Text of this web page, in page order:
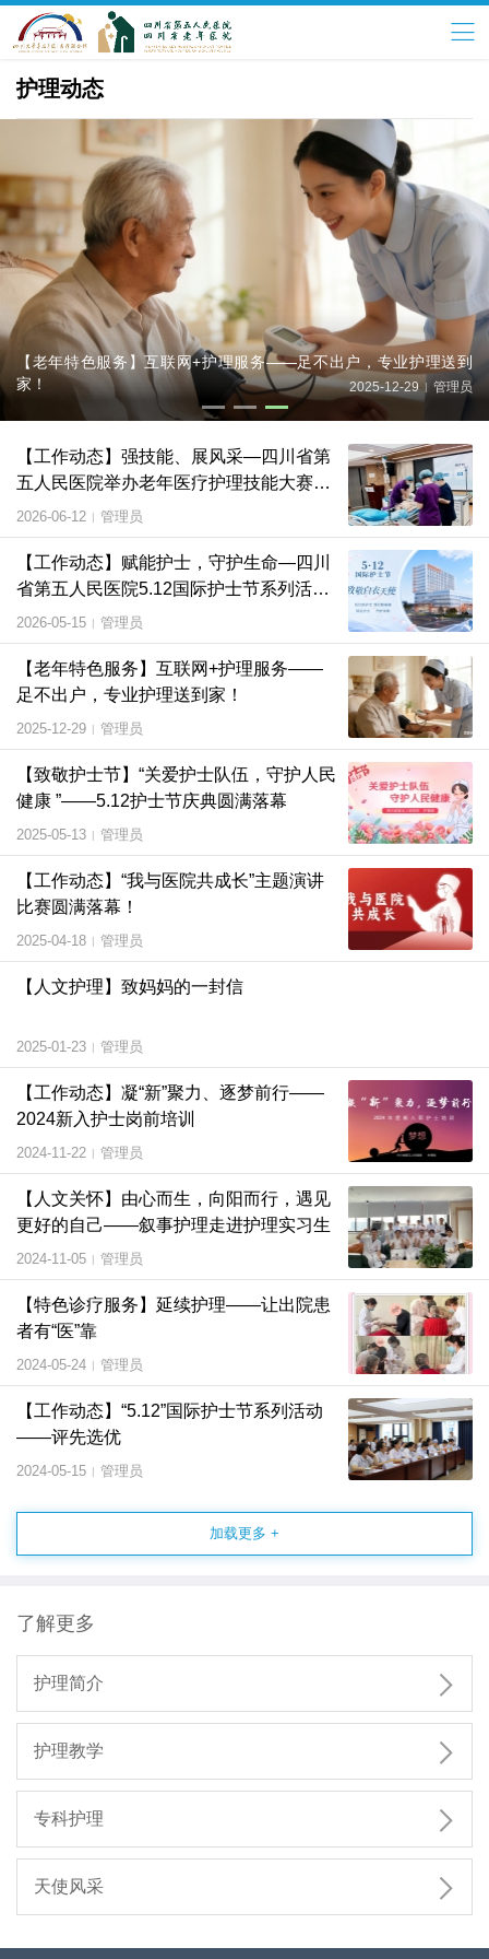
护理动态
【老年特色服务】互联网+护理服务——足不出户，专业护理送到
家！
2025-12-29 | 管理员
【工作动态】强技能、展风采—四川省第
五人民医院举办老年医疗护理技能大赛院
内选拔赛
2026-06-12 | 管理员
【工作动态】赋能护士，守护生命—四川
省第五人民医院5.12国际护士节系列活动
温情落幕
2026-05-15 | 管理员
【老年特色服务】互联网+护理服务——
足不出户，专业护理送到家！
2025-12-29 | 管理员
【致敬护士节】“关爱护士队伍，守护人民
健康 ”——5.12护士节庆典圆满落幕
2025-05-13 | 管理员
【工作动态】“我与医院共成长”主题演讲
比赛圆满落幕！
2025-04-18 | 管理员
【人文护理】致妈妈的一封信
2025-01-23 | 管理员
【工作动态】凝“新”聚力、逐梦前行——
2024新入护士岗前培训
2024-11-22 | 管理员
【人文关怀】由心而生，向阳而行，遇见
更好的自己——叙事护理走进护理实习生
2024-11-05 | 管理员
【特色诊疗服务】延续护理——让出院患
者有“医”靠
2024-05-24 | 管理员
【工作动态】“5.12”国际护士节系列活动
——评先选优
2024-05-15 | 管理员
加载更多 +
了解更多
护理简介 
护理教学 
专科护理 
天使风采 